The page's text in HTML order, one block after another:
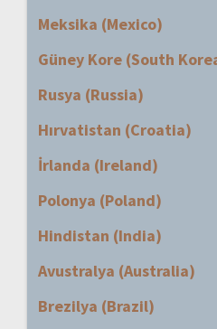
Meksika (Mexico)
Güney Kore (South
Rusya (Russia)
Hırvatistan (Croatia)
İrlanda (Ireland)
Polonya (Poland)
Hindistan (India)
Avustralya (Australia)
Brezilya (Brazil)